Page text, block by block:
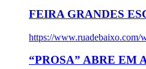
FEIRA GRANDES
https://www.ruadebaixo.com/
“PROSA” ABRE EM